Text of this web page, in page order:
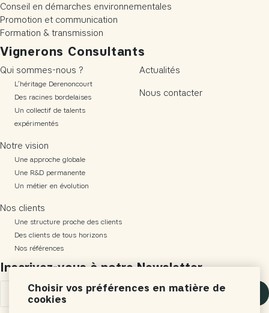
Conseil en démarches environnementales
Promotion et communication
Formation & transmission
Vignerons Consultants
Qui sommes-nous ?
L’héritage Derenoncourt
Des racines bordelaises
Un collectif de talents
expérimentés
Notre vision
Une approche globale
Une R&D permanente
Un métier en évolution
Nos clients
Une structure proche des clients
Des clients de tous horizons
Nos références
Actualités
Nous contacter
Inscrivez-vous à notre Newsletter
S'inscrire
Choisir vos préférences en matière de
cookies